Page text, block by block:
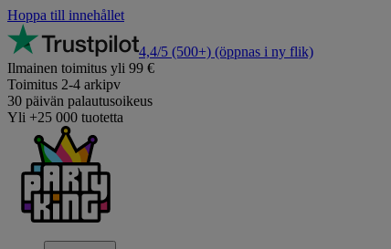
Hoppa till innehållet
4,4/5 (500+) (öppnas i ny flik)
Ilmainen toimitus yli 99 €
Toimitus 2-4 arkipv
30 päivän palautusoikeus
Yli +25 000 tuotetta